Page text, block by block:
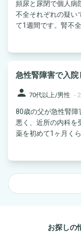
頻尿と尿閉で個人病
不全それぞれの疑い
て1週間です。腎不
急性腎障害で入院
person 70代以上/男性 -
80歳の父が急性腎障害で緊
悪く、近所の内科を
薬を初めて1ヶ月く
お探しの